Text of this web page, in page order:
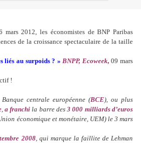
2012, les économistes de BNP Paribas
de la croissance spectaculaire de la taille
liés au surpoids ? » BNPP, Ecoweek,09 mars
!
centrale européenne (BCE), ou plus
, a franchi la barre des3 000 milliards d’euros
économique et monétaire, UEM) le 3 mars
2008, qui marque la faillite de Lehman